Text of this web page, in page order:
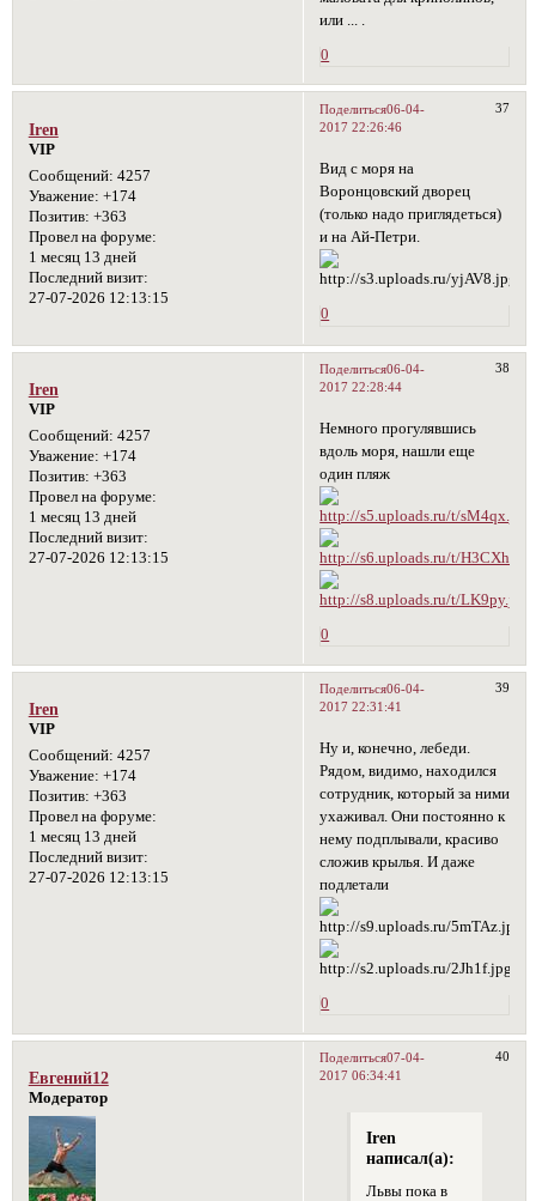
или ... .
0
Поделиться 37
06-04-
2017 22:26:46
Iren
VIP
Сообщений: 4257
Уважение: +174
Позитив: +363
Провел на форуме:
1 месяц 13 дней
Последний визит:
27-07-2026 12:13:15
Вид с моря на
Воронцовский дворец
(только надо приглядеться)
и на Ай-Петри.
0
Поделиться 38
06-04-
2017 22:28:44
Iren
VIP
Сообщений: 4257
Уважение: +174
Позитив: +363
Провел на форуме:
1 месяц 13 дней
Последний визит:
27-07-2026 12:13:15
Немного прогулявшись
вдоль моря, нашли еще
один пляж
0
Поделиться 39
06-04-
2017 22:31:41
Iren
VIP
Сообщений: 4257
Уважение: +174
Позитив: +363
Провел на форуме:
1 месяц 13 дней
Последний визит:
27-07-2026 12:13:15
Ну и, конечно, лебеди.
Рядом, видимо, находился
сотрудник, который за ними
ухаживал. Они постоянно к
нему подплывали, красиво
сложив крылья. И даже
подлетали
0
Поделиться 40
07-04-
2017 06:34:41
Евгений12
Модератор
Iren
написал(а):
Львы пока в